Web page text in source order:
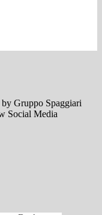
Gruppo Spaggiari
Social Media